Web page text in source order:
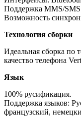
Поддержка MMS/
Возможность
Технология сборки
Идеальная сборка по
качество телефона
Язык
100% русификация.
Поддержка языков:
французский,